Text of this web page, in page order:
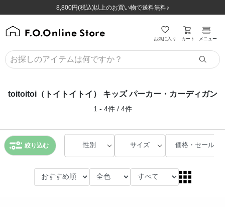
8,800円(税込)以上のお買い物で送料無料♪
ほぼ全品半額！！8/12(水)お昼12:59まで！！
8,800円(税込)以上のお買い物で送料無料♪
ほぼ全品半額！！8/12(水)お昼12:59まで！！
お気に入り カート メニュー
toitoitoi（トイトイトイ） キッズ パーカー・カーディガン
1 - 4件 / 4件
絞り込む 性別 サイズ 価格・セール